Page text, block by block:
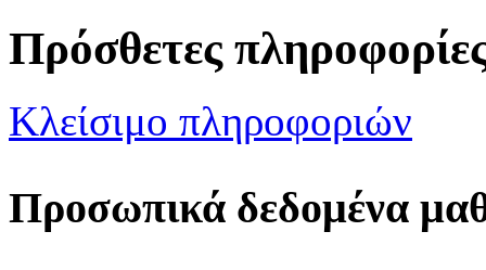
Πρόσθετες
Κλείσιμο πληροφοριών
Προσωπικά δεδομένα